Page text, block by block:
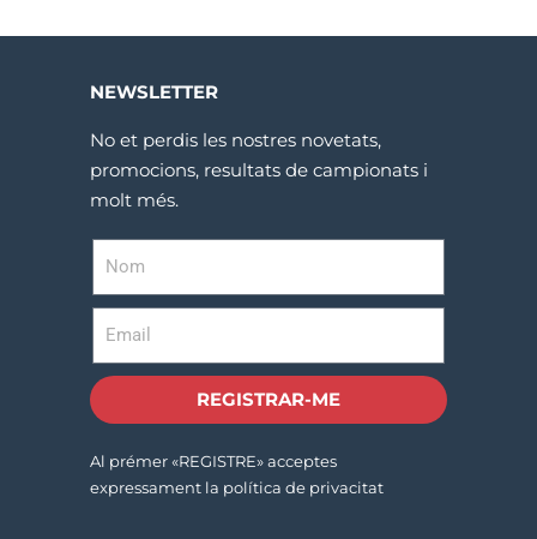
NEWSLETTER
No et perdis les nostres novetats,
promocions, resultats de campionats i
molt més.
REGISTRAR-ME
Al prémer «REGISTRE» acceptes
expressament la política de privacitat